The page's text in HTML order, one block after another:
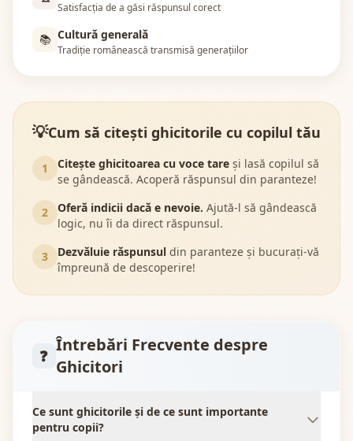
Satisfacția de a găsi răspunsul corect
📚 Cultură generală
Tradiție românească transmisă generațiilor
💡Cum să citești ghicitorile cu copilul tău
1 Citește ghicitoarea cu voce tare și lasă copilul să
se gândească. Acoperă răspunsul din paranteze!
2 Oferă indicii dacă e nevoie. Ajută-l să gândească
logic, nu îi da direct răspunsul.
3 Dezvăluie răspunsul din paranteze și bucurați-vă
împreună de descoperire!
❓
Întrebări Frecvente despre
Ghicitori
Ce sunt ghicitorile și de ce sunt importante
pentru copii?